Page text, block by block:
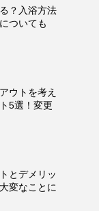
？入浴方法
ついても
ウトを考え
5選！変更
とデメリッ
変なことに